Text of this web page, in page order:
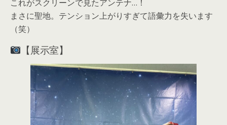
これがスクリーンで見たアンテナ…！
まさに聖地。テンション上がりすぎて語彙力を失います
（笑）
【展示室】